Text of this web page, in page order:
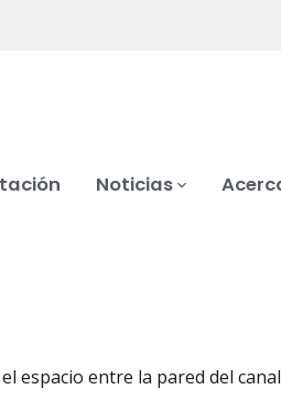
Noticias
espacio entre la pared del